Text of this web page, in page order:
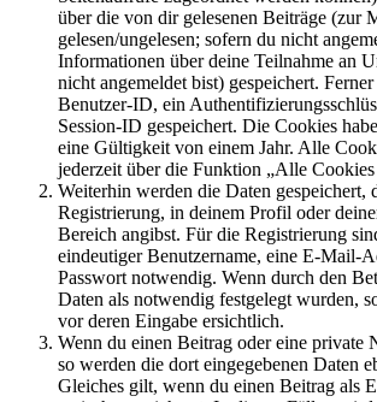
über die von dir gelesenen Beiträge (zur
gelesen/ungelesen; sofern du nicht
Informationen über deine Teilnahme an
nicht angemeldet bist) gespeichert.
Benutzer-ID, ein
Session-ID gespeichert. Die Cookies
eine Gültigkeit von einem Jahr. Alle
jederzeit über die Funktion „Alle Cookies
Weiterhin werden die Daten gespeichert,
Registrierung, in deinem Profil oder
Bereich angibst. Für die Registrierung
eindeutiger Benutzername, eine E-Mail-
Passwort notwendig. Wenn durch den
Daten als notwendig festgelegt wurden,
vor deren Eingabe ersichtlich.
Wenn du einen Beitrag oder eine private
so werden die dort eingegebenen Daten
Gleiches gilt, wenn du einen Beitrag als